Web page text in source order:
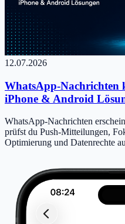
12.07.2026
WhatsApp-Nachrichten
iPhone & Android
WhatsApp-Nachrichten
prüfst du Push-Mitteilungen,
Optimierung und Datenrechte